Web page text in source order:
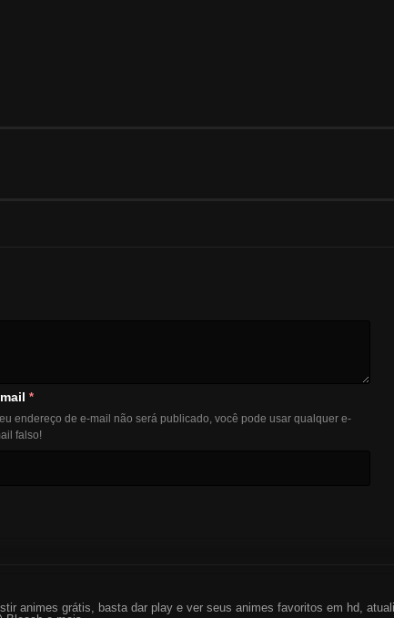
*
endereço de e-mail não será publicado, você pode usar qualquer e-
falso!
animes grátis, basta dar play e ver seus animes favoritos em hd,